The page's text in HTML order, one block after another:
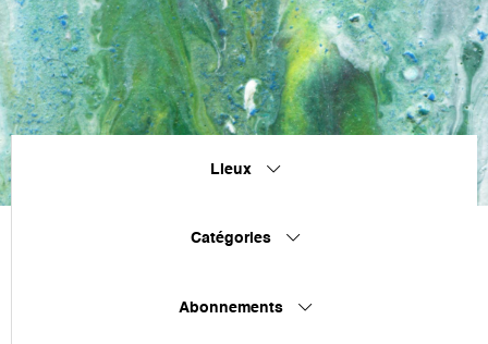
Lieux
Catégories
Abonnements